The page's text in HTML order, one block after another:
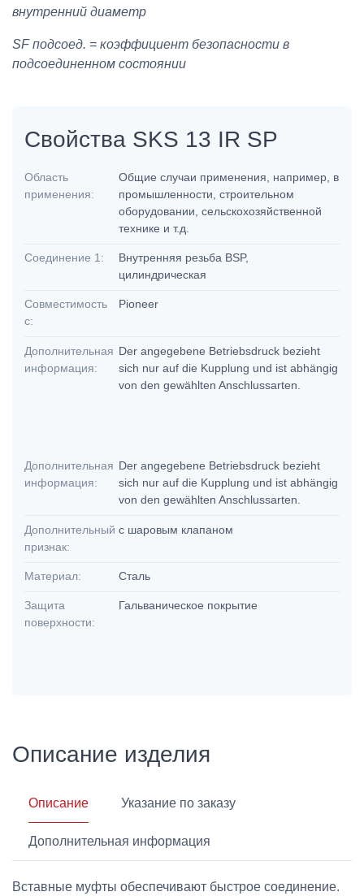
внутренний диаметр
SF подсоед. = коэффициент безопасности в
подсоединенном состоянии
Свойства SKS 13 IR SP
Область
применения:
Общие случаи применения, например, в
промышленности, строительном
оборудовании, сельскохозяйственной
технике и т.д.
Соединение 1:
Внутренняя резьба BSP,
цилиндрическая
Совместимость
с:
Pioneer
Дополнительная
информация:
Der angegebene Betriebsdruck bezieht
sich nur auf die Kupplung und ist abhängig
von den gewählten Anschlussarten.
Дополнительная
информация:
Der angegebene Betriebsdruck bezieht
sich nur auf die Kupplung und ist abhängig
von den gewählten Anschlussarten.
Дополнительный
признак:
с шаровым клапаном
Материал: Сталь
Защита
поверхности:
Гальваническое покрытие
Описание изделия
Описание Указание по заказу
Дополнительная информация
Вставные муфты обеспечивают быстрое соединение.